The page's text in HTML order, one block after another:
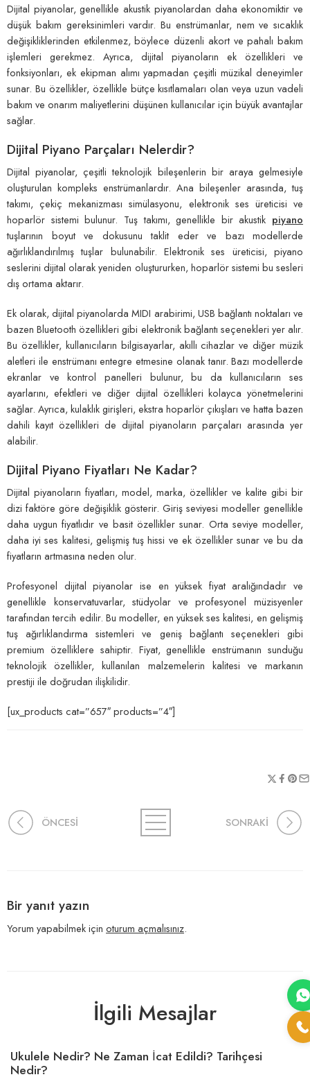
Dijital piyanolar, genellikle akustik piyanolardan daha ekonomiktir ve
düşük bakım gereksinimleri vardır. Bu enstrümanlar, nem ve sıcaklık
değişikliklerinden etkilenmez, böylece düzenli akort ve pahalı bakım
işlemleri gerekmez. Ayrıca, dijital piyanoların ek özellikleri ve
fonksiyonları, ek ekipman alımı yapmadan çeşitli müzikal deneyimler
sunar. Bu özellikler, özellikle bütçe kısıtlamaları olan veya uzun vadeli
bakım ve onarım maliyetlerini düşünen kullanıcılar için büyük avantajlar
sağlar.
Dijital Piyano Parçaları Nelerdir?
Dijital piyanolar, çeşitli teknolojik bileşenlerin bir araya gelmesiyle
oluşturulan kompleks enstrümanlardır. Ana bileşenler arasında, tuş
takımı, çekiç mekanizması simülasyonu, elektronik ses üreticisi ve
hoparlör sistemi bulunur. Tuş takımı, genellikle bir akustik piyano
tuşlarının boyut ve dokusunu taklit eder ve bazı modellerde
ağırlıklandırılmış tuşlar bulunabilir. Elektronik ses üreticisi, piyano
seslerini dijital olarak yeniden oluştururken, hoparlör sistemi bu sesleri
dış ortama aktarır.
Ek olarak, dijital piyanolarda MIDI arabirimi, USB bağlantı noktaları ve
bazen Bluetooth özellikleri gibi elektronik bağlantı seçenekleri yer alır.
Bu özellikler, kullanıcıların bilgisayarlar, akıllı cihazlar ve diğer müzik
aletleri ile enstrümanı entegre etmesine olanak tanır. Bazı modellerde
ekranlar ve kontrol panelleri bulunur, bu da kullanıcıların ses
ayarlarını, efektleri ve diğer dijital özellikleri kolayca yönetmelerini
sağlar. Ayrıca, kulaklık girişleri, ekstra hoparlör çıkışları ve hatta bazen
dahili kayıt özellikleri de dijital piyanoların parçaları arasında yer
alabilir.
Dijital Piyano Fiyatları Ne Kadar?
Dijital piyanoların fiyatları, model, marka, özellikler ve kalite gibi bir
dizi faktöre göre değişiklik gösterir. Giriş seviyesi modeller genellikle
daha uygun fiyatlıdır ve basit özellikler sunar. Orta seviye modeller,
daha iyi ses kalitesi, gelişmiş tuş hissi ve ek özellikler sunar ve bu da
fiyatların artmasına neden olur.
Profesyonel dijital piyanolar ise en yüksek fiyat aralığındadır ve
genellikle konservatuvarlar, stüdyolar ve profesyonel müzisyenler
tarafından tercih edilir. Bu modeller, en yüksek ses kalitesi, en gelişmiş
tuş ağırlıklandırma sistemleri ve geniş bağlantı seçenekleri gibi
premium özelliklere sahiptir. Fiyat, genellikle enstrümanın sunduğu
teknolojik özellikler, kullanılan malzemelerin kalitesi ve markanın
prestiji ile doğrudan ilişkilidir.
[ux_products cat=”657″ products=”4″]
ÖNCESİ SONRAKİ
Bir yanıt yazın
Yorum yapabilmek için oturum açmalısınız.
İlgili Mesajlar
Ukulele Nedir? Ne Zaman İcat Edildi? Tarihçesi
Nedir?